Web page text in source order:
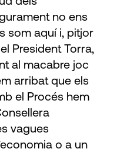
no ens
som aquí i, pitjor
President Torra,
al macabre joc
arribat que els
el Procés hem
vagues
o a un